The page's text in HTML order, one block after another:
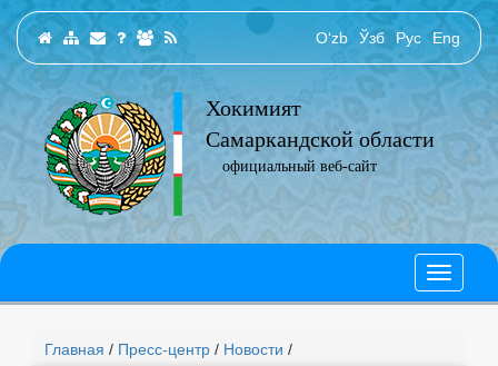
O‘zb Ўзб Рус Eng
Хокимият
Самаркандской области
официальный веб-сайт
Главная / Пресс-центр / Новости /